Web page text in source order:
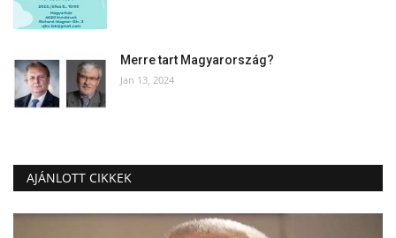
Galéria
Újság Archívum
Nyelv
Magyar Deutsch English
Merre tart Magyarország?
Jan 13, 2024
AJÁNLOTT CIKKEK